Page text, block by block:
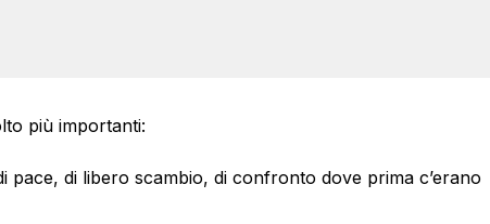
più importanti:
pace, di libero scambio, di confronto dove prima c’erano